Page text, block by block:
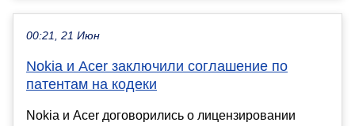
00:21, 21 Июн
Nokia и Acer заключили соглашение по
патентам на кодеки
Nokia и Acer договорились о лицензировании